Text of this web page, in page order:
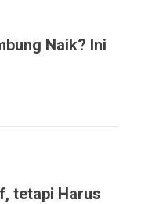
Naik? Ini
tetapi Harus